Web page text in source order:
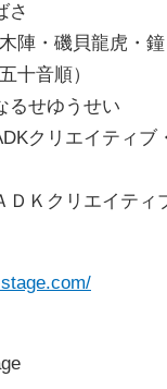
さ
龍虎・鐘ヶ江
順）
るせゆうせい
クリエイティブ
ＤＫクリエイティ